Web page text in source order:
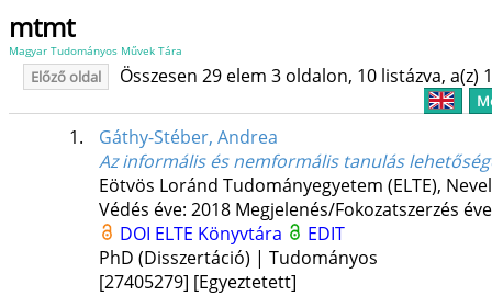
mtmt
Magyar Tudományos Művek Tára
Előző oldal Összesen 29 elem 3 oldalon, 10 listázva, a(z)
1.
Gáthy-Stéber, Andrea
Az informális és nemformális tanulás
Eötvös Loránd Tudományegyetem (ELTE),
Védés éve: 2018 Megjelenés/Fokozatszerzés
DOI ELTE Könyvtára
EDIT
PhD (Disszertáció) | Tudományos
[27405279] [Egyeztetett]